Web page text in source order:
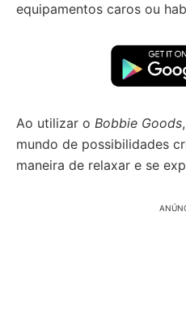
equipamentos caros ou
Ao utilizar o Bobbie Goods
mundo de possibilidades
maneira de relaxar e se